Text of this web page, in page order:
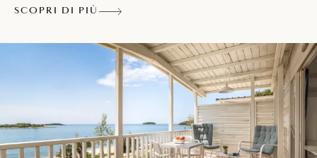
Wi-Fi
Terrazza con tavolo e sedie per sei
persone, lounge set e tre lettini a sdraio
Parcheggio in zona
Gli animali da compagnia sono ammessi
con supplemento
SCOPRI DI PIÙ